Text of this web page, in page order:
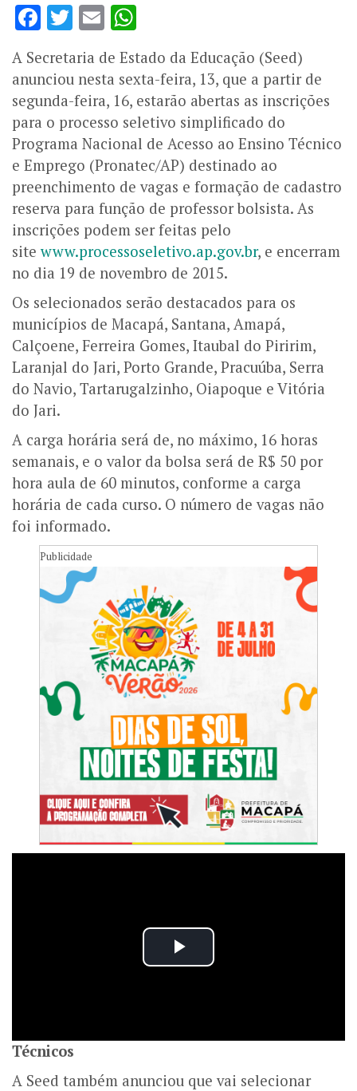
Facebook
Twitter
Email
A Secretaria de Estado da Educação (Seed)
anunciou nesta sexta-feira, 13, que a partir de
segunda-feira, 16, estarão abertas as inscrições
para o processo seletivo simplificado do
Programa Nacional de Acesso ao Ensino Técnico
e Emprego (Pronatec/AP) destinado ao
preenchimento de vagas e formação de cadastro
reserva para função de professor bolsista. As
inscrições podem ser feitas pelo
sitewww.processoseletivo.ap.gov.br, e encerram
no dia 19 de novembro de 2015.
Os selecionados serão destacados para os
municípios de Macapá, Santana, Amapá,
Calçoene, Ferreira Gomes, Itaubal do Piririm,
Laranjal do Jari, Porto Grande, Pracuúba, Serra
do Navio, Tartarugalzinho, Oiapoque e Vitória
do Jari.
A carga horária será de, no máximo, 16 horas
semanais, e o valor da bolsa será de R$ 50 por
hora aula de 60 minutos, conforme a carga
horária de cada curso. O número de vagas não
foi informado.
Publicidade
Técnicos
A Seed também anunciou que vai selecionar